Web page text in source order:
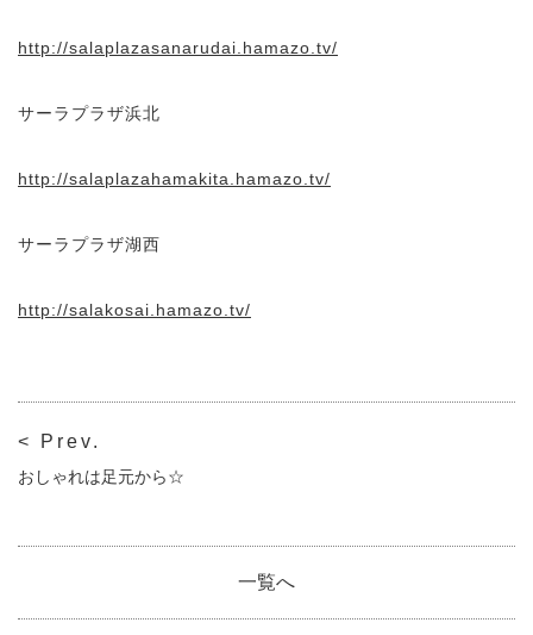
http://salaplazasanarudai.hamazo.tv/
サーラプラザ浜北
http://salaplazahamakita.hamazo.tv/
サーラプラザ湖西
http://salakosai.hamazo.tv/
< Prev.
おしゃれは足元から☆
一覧へ